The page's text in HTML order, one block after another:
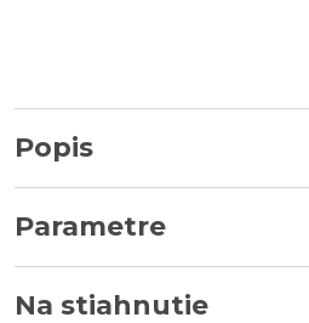
Popis
Parametre
Na stiahnutie